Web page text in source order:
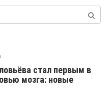
стал первым в
мозга: новые